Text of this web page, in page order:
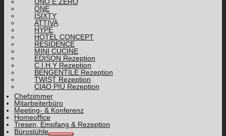
ONE
ISIXTY
ATTIVA
HYPE
HOTEL CONCEPT
RESIDENCE
MINI CUCINE
EDISON Rezeption
C.I.H.Y Rezeption
BENGENTILE Rezeption
TWIST Rezeption
CIAO PIÙ Rezeption
Chefzimmer
Mitarbeiterbüro
Meeting- & Konferenz
Homeoffice
Tresen, Empfang & Rezeption
Bürostühle